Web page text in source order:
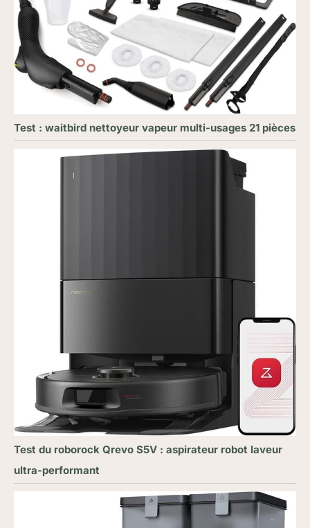
Test : waitbird nettoyeur vapeur multi-usages 21 pièces
Test du roborock Qrevo S5V : aspirateur robot laveur
ultra-performant